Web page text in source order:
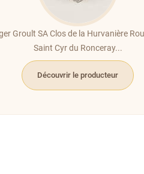
Groult SA Clos de la Hurvanière
Saint Cyr du Ronceray...
Découvrir le producteur